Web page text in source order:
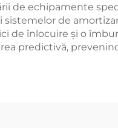
de echipamente
de
de înlocuire și o
predictivă,